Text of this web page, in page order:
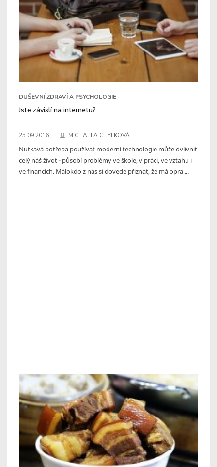
DUŠEVNÍ ZDRAVÍ A PSYCHOLOGIE
Jste závislí na internetu?
25.09.2016 MICHAELA CHYLKOVÁ
Nutkavá potřeba používat moderní technologie může ovlivnit
celý náš život - působí problémy ve škole, v práci, ve vztahu i
ve financích. Málokdo z nás si dovede přiznat, že má opra ...